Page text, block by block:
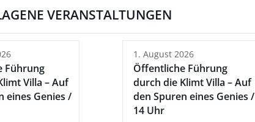
VERANSTALTUNGEN
Führung
Villa – Auf
eines Genies /
1. August 2026
Öffentliche Führung
durch die Klimt Villa – Auf
den Spuren eines Genies /
14 Uhr